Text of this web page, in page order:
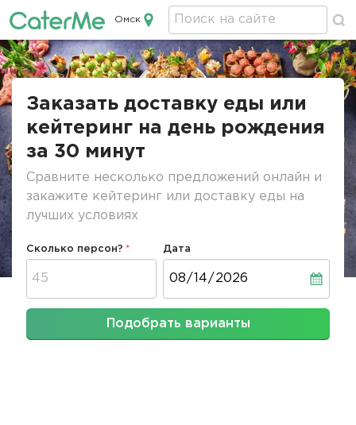
Кейтеринг в Омске
Омск
Строка
Заказать доставку еды или
кейтеринг на день рождения
за 30 минут
Сравните несколько предложений онлайн и
закажите кейтеринг или доставку еды на
лучших условиях
Сколько персон? Дата
Подобрать варианты